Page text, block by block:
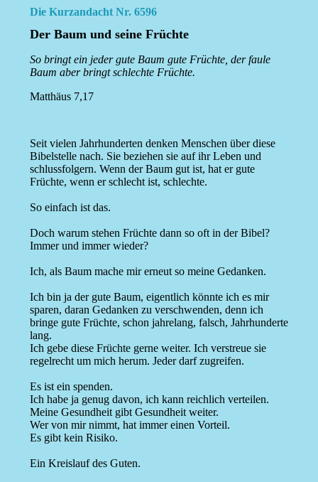
Die Kurzandacht Nr. 6596
Der Baum und seine Früchte
So bringt ein jeder gute Baum gute Früchte, der faule
Baum aber bringt schlechte Früchte.
Matthäus 7,17
Seit vielen Jahrhunderten denken Menschen über diese
Bibelstelle nach. Sie beziehen sie auf ihr Leben und
schlussfolgern. Wenn der Baum gut ist, hat er gute
Früchte, wenn er schlecht ist, schlechte.
So einfach ist das.
Doch warum stehen Früchte dann so oft in der Bibel?
Immer und immer wieder?
Ich, als Baum mache mir erneut so meine Gedanken.
Ich bin ja der gute Baum, eigentlich könnte ich es mir
sparen, daran Gedanken zu verschwenden, denn ich
bringe gute Früchte, schon jahrelang, falsch, Jahrhunderte
lang.
Ich gebe diese Früchte gerne weiter. Ich verstreue sie
regelrecht um mich herum. Jeder darf zugreifen.
Es ist ein spenden.
Ich habe ja genug davon, ich kann reichlich verteilen.
Meine Gesundheit gibt Gesundheit weiter.
Wer von mir nimmt, hat immer einen Vorteil.
Es gibt kein Risiko.
Ein Kreislauf des Guten.